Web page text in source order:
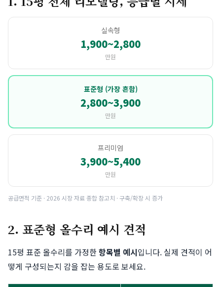
실속형
1,900~2,800
만원
표준형 (가장 흔함)
2,800~3,900
만원
프리미엄
3,900~5,400
만원
공급면적 기준 · 2026 시장 자료 종합 참고치 · 구축/확장 시 증가
2. 표준형 올수리 예시 견적
15평 표준 올수리를 가정한항목별 예시입니다. 실제 견적이 어
떻게 구성되는지 감을 잡는 용도로 보세요.